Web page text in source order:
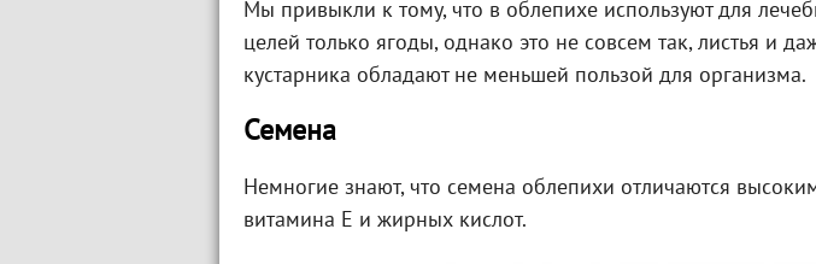
Мы привыкли к тому, что в облепихе используют для
целей только ягоды, однако это не совсем так, листья и
кустарника обладают не меньшей пользой для организма.
Семена
Немногие знают, что семена облепихи отличаются
витамина Е и жирных кислот.